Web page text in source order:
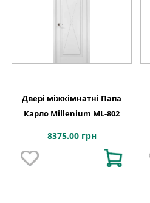
Двері міжкімнатні Папа
Карло Millenium ML-802
8375.00 грн